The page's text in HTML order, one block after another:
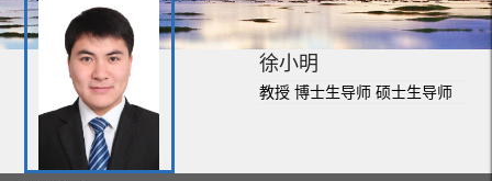
徐小明
教授 博士生导师 硕士生导师